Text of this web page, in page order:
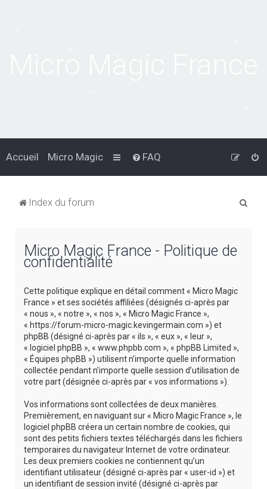
Accueil Micro Magic FAQ
Index du forum
Micro Magic France - Politique de
confidentialité
Cette politique explique en détail comment « Micro Magic
France » et ses sociétés affiliées (désignés ci-après par
« nous », « notre », « nos », « Micro Magic France »,
« https://forum-micro-magic.kevingermain.com ») et
phpBB (désigné ci-après par « ils », « eux », « leur »,
« logiciel phpBB », « www.phpbb.com », « phpBB Limited »,
« Équipes phpBB ») utilisent n’importe quelle information
collectée pendant n’importe quelle session d’utilisation de
votre part (désignée ci-après par « vos informations »).
Vos informations sont collectées de deux manières.
Premièrement, en naviguant sur « Micro Magic France », le
logiciel phpBB créera un certain nombre de cookies, qui
sont des petits fichiers textes téléchargés dans les fichiers
temporaires du navigateur Internet de votre ordinateur.
Les deux premiers cookies ne contiennent qu’un
identifiant utilisateur (désigné ci-après par « user-id ») et
un identifiant de session invité (désigné ci-après par